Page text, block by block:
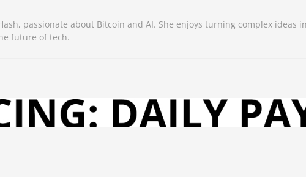
passionate about Bitcoin and AI. She enjoys turning complex ideas
future of tech.